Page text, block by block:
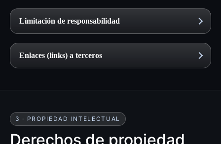
Limitación de responsabilidad
Enlaces (links) a terceros
3 · PROPIEDAD INTELECTUAL
Derechos de propiedad